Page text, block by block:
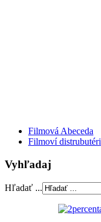
Filmová Abeceda
Filmoví distrubutéri
Vyhľadaj
Hľadať ...